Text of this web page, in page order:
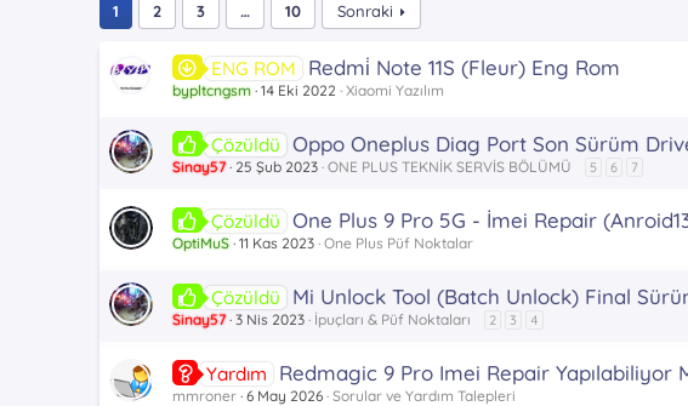
1 2 3 … 10 Sonraki
ENG ROM Redmi̇ Note 11S (Fleur) Eng Rom
bypltcngsm 14 Eki 2022 Xiaomi Yazılım
Çözüldü Oppo Oneplus Diag Port Son Sürüm
Sinay57 25 Şub 2023 ONE PLUS TEKNİK SERVİS BÖLÜMÜ 5 6 7
Çözüldü One Plus 9 Pro 5G - İmei Repair
OptiMuS 11 Kas 2023 One Plus Püf Noktalar
Çözüldü Mi Unlock Tool (Batch Unlock) Final
Sinay57 3 Nis 2023 İpuçları & Püf Noktaları 2 3 4
Yardım Redmagic 9 Pro Imei Repair Yapılabiliyor
mmroner 6 May 2026 Sorular ve Yardım Talepleri